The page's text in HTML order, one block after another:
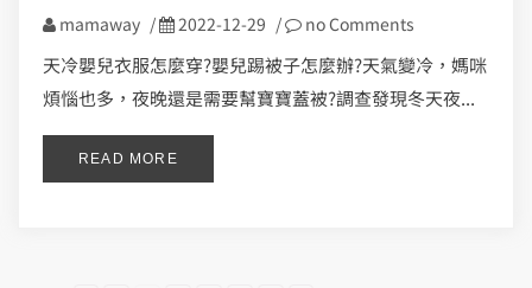
mamaway / 2022-12-29 / no Comments
天冷嬰兒衣服怎麼穿?嬰兒踢被子怎麼辦?天氣變冷，媽咪
煩惱也多，夜晚還是需要幫寶寶蓋被?調查發現冬天夜...
READ MORE